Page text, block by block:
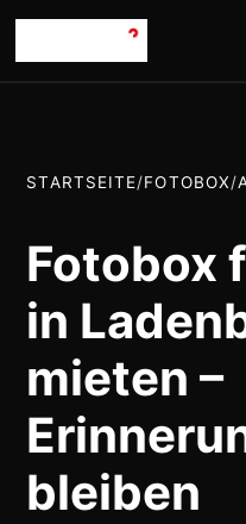
STARTSEITE/FOTOBOX/
Fotobox
in
mieten –
bleiben